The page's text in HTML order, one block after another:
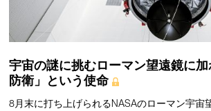
宇宙の謎に挑むローマン望遠鏡に
防衛」という使命
8月末に打ち上げられるNASAのローマン宇宙